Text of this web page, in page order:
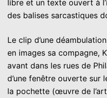
libre et un texte ouvert à
des balises sarcastiques
Le clip d’une
en images sa compagne,
avant dans les rues de
d’une fenêtre ouverte sur
la pochette (œuvre de